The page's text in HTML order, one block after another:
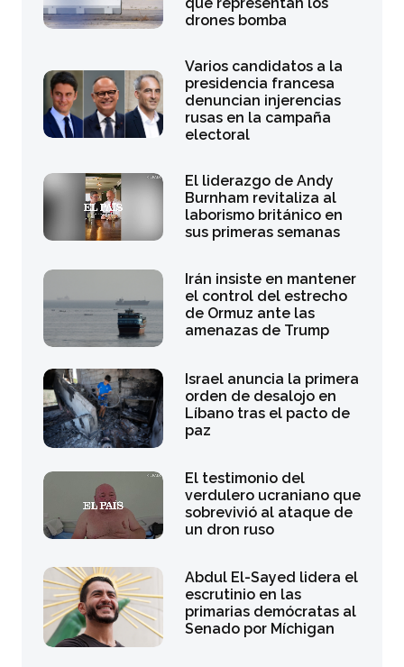
drones bomba
Varios candidatos a la
presidencia francesa
denuncian injerencias
rusas en la campaña
electoral
El liderazgo de Andy
Burnham revitaliza al
laborismo británico en
sus primeras semanas
Irán insiste en mantener
el control del estrecho
de Ormuz ante las
amenazas de Trump
Israel anuncia la primera
orden de desalojo en
Líbano tras el pacto de
paz
El testimonio del
verdulero ucraniano que
sobrevivió al ataque de
un dron ruso
Abdul El-Sayed lidera el
escrutinio en las
primarias demócratas al
Senado por Míchigan